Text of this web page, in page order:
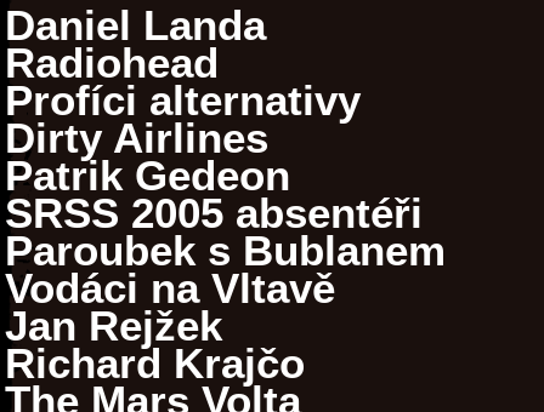
Daniel Landa
Radiohead
Profíci alternativy
Dirty Airlines
Patrik Gedeon
SRSS 2005 absentéři
Paroubek s Bublanem
Vodáci na Vltavě
Jan Rejžek
Richard Krajčo
The Mars Volta